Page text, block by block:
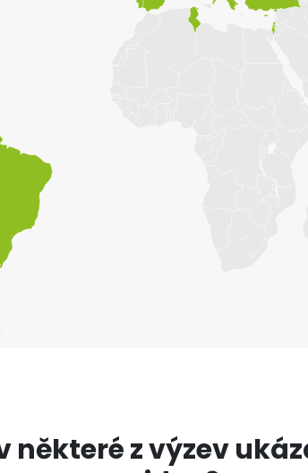
některé z výzev